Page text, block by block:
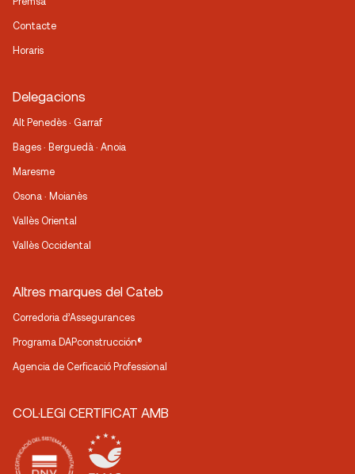
Contacte
Horaris
Delegacions
Alt Penedès · Garraf
Bages · Berguedà · Anoia
Maresme
Osona · Moianès
Vallès Oriental
Vallès Occidental
Altres marques del Cateb
Corredoria d’Assegurances
Programa DAPconstrucción®
Agencia de Cerficació Professional
COL·LEGI CERTIFICAT AMB